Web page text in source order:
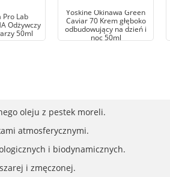
Pro Lab
Odżywczy
50ml
Yoskine Okinawa Green
Caviar 70 Krem głęboko
odbudowujący na dzień i
noc 50ml
oleju z pestek moreli.
atmosferycznymi.
i biodynamicznych.
i zmęczonej.